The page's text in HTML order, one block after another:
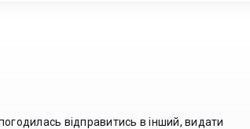
відправитись в інший, видати